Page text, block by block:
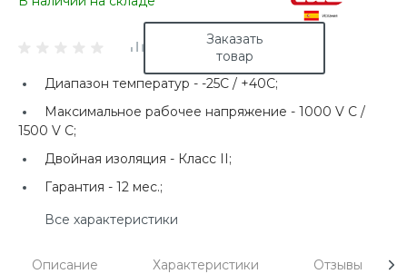
Заказать
товар
Диапазон температур - -25C / +40C;
Максимальное рабочее напряжение - 1000 V C /
1500 V C;
Двойная изоляция - Класс II;
Гарантия - 12 мес.;
Все характеристики
Описание Характеристики Отзывы